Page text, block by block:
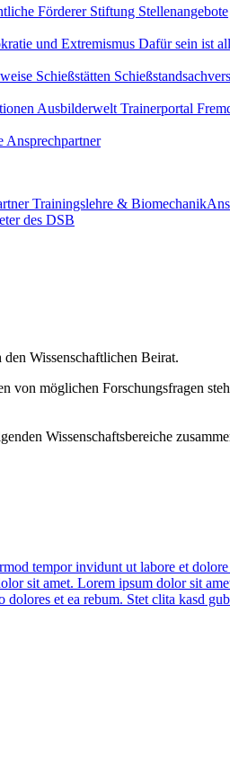
Förderer Stiftung Stellenangebote
und Extremismus Dafür sein ist
Schießstätten
Ausbilderwelt Trainerportal
Ansprechpartner
Trainingslehre & Biomechanik
des DSB
Wissenschaftlichen Beirat.
von möglichen Forschungsfragen
Wissenschaftsbereiche
tempor invidunt ut labore et
sit amet. Lorem ipsum dolor sit
et ea rebum. Stet clita kasd